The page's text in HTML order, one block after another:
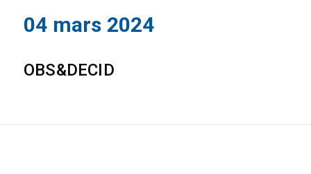
04 mars 2024
OBS&DECID